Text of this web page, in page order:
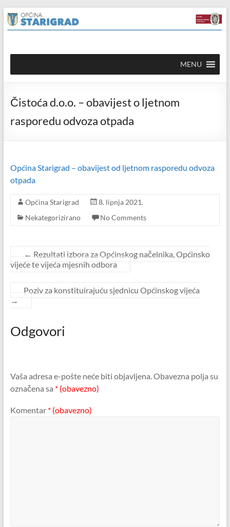
content
Skip
to
content
Općina
Starigrad
mrežna
MENU
Čistoća d.o.o. – obavijest o ljetnom
rasporedu odvoza otpada
Općina Starigrad – obavijest od ljetnom rasporedu odvoza
otpada
Općina Starigrad
8. lipnja 2021.
Nekategorizirano
No Comments
← Rezultati izbora za Općinskog načelnika, Općinsko
vijeće te vijeća mjesnih odbora
Poziv za konstituirajuću sjednicu Općinskog vijeća
→
Odgovori
Vaša adresa e-pošte neće biti objavljena.Obavezna polja su
označena sa * (obavezno)
Komentar * (obavezno)